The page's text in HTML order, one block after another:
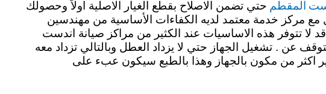
المقطم حتي تضمن الاصلاح بقطع الغيار الاصلية اولاً وحصولك
مع مركز خدمة معتمد لديه الكفاءات الأساسية من مهندسين
لا تتوفر هذه الاساسيات عند الكثير من مراكز صيانة اندست
عن . تشغيل الجهاز حتي لا يزداد العطل وبالتالي تزداد معه
اكثر من مكون بالجهاز وهذا بالطبع سيكون عبء على